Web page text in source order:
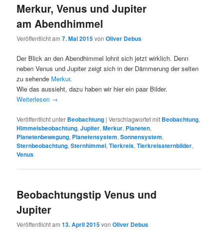
Merkur, Venus und Jupiter
am Abendhimmel
Veröffentlicht am7. Mai 2015vonOliver Debus
Der Blick an den Abendhimmel lohnt sich jetzt wirklich. Denn
neben Venus und Jupiter zeigt sich in der Dämmerung der selten
zu sehende Merkur.
Wie das aussieht, dazu haben wir hier ein paar Bilder.
Weiterlesen →
Veröffentlicht unter Beobachtung |Verschlagwortet mit Beobachtung,
Himmelsbeobachtung,Jupiter,Merkur, Planeten,
Planetenbewegung, Planetensystem,Sonnensystem,
Sternbeobachtung,Sternhimmel,Tierkreis,Tierkreissternbilder,
Venus
Beobachtungstip Venus und
Jupiter
Veröffentlicht am13. April 2015vonOliver Debus